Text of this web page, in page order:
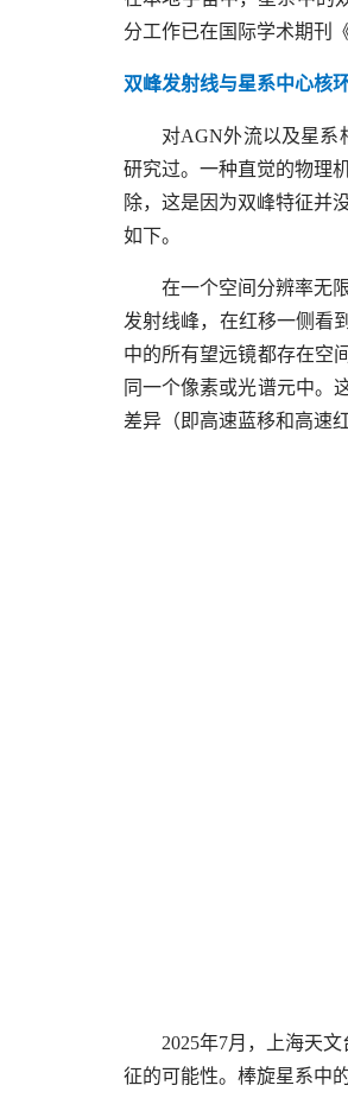
分工作已在国际学术期刊
双峰发射线与星系中心核
对AGN外流以及星系
研究过。一种直觉的物理
除，这是因为双峰特征并
如下。
在一个空间分辨率无
发射线峰，在红移一侧看
中的所有望远镜都存在空
同一个像素或光谱元中。
差异（即高速蓝移和高速
2025年7月，上海天
征的可能性。棒旋星系中